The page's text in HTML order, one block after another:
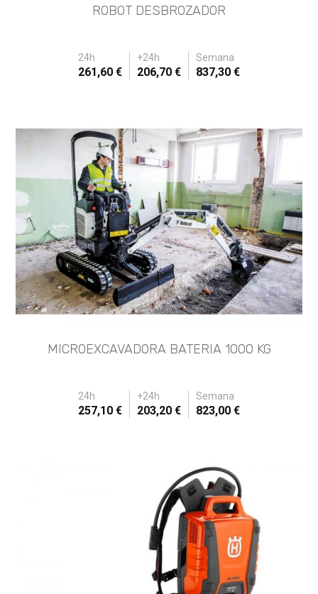
ROBOT DESBROZADOR
24h +24h Semana
261,60 € 206,70 € 837,30 €
MICROEXCAVADORA BATERIA 1000 KG
24h +24h Semana
257,10 € 203,20 € 823,00 €